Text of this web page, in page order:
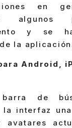
en
algunos
y se
la
Android,
barra de
la interfaz
avatares